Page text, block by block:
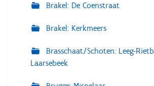
Brakel: De Coenstraat
Brakel: Kerkmeers
Brasschaat/Schoten: Leeg-
Laarsebeek